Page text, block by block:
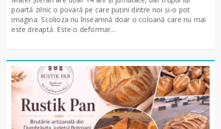
poartă zilnic o povară pe care puțini dintre noi și-o pot
imagina. Scolioza nu înseamnă doar o coloană care nu mai
este dreaptă. Este o deformar...